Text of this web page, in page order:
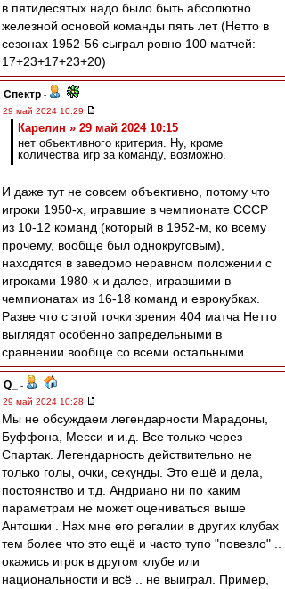
в пятидесятых надо было быть абсолютно
железной основой команды пять лет (Нетто в
сезонах 1952-56 сыграл ровно 100 матчей:
17+23+17+23+20)
Спектр -
29 май 2024 10:29
Карелин » 29 май 2024 10:15
нет объективного критерия. Ну, кроме
количества игр за команду, возможно.
И даже тут не совсем объективно, потому что
игроки 1950-х, игравшие в чемпионате СССР
из 10-12 команд (который в 1952-м, ко всему
прочему, вообще был однокруговым),
находятся в заведомо неравном положении с
игроками 1980-х и далее, игравшими в
чемпионатах из 16-18 команд и еврокубках.
Разве что с этой точки зрения 404 матча Нетто
выглядят особенно запредельными в
сравнении вообще со всеми остальными.
Q_
-
29 май 2024 10:28
Мы не обсуждаем легендарности Марадоны,
Буффона, Месси и и.д. Все только через
Спартак. Легендарность действительно не
только голы, очки, секунды. Это ещё и дела,
постоянство и т.д. Андриано ни по каким
параметрам не может оцениваться выше
Антошки . Нах мне его регалии в других клубах
тем более что это ещё и часто тупо "повезло" ..
окажись игрок в другом клубе или
национальности и всё .. не выиграл. Пример,